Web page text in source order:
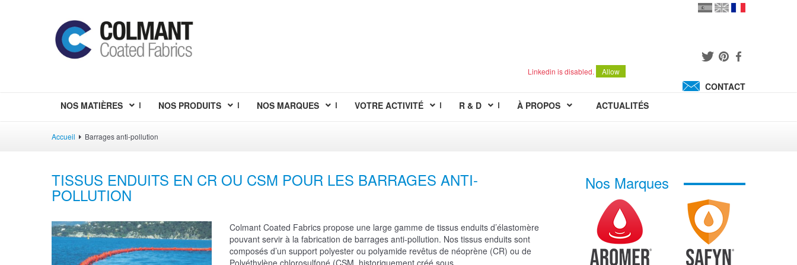
Linkedin is disabled. Allow
CONTACT
NOS MATIÈRES
NOS PRODUITS NOS MARQUES VOTRE ACTIVITÉ R & D À PROPOS ACTUALITÉS
Accueil Barrages anti-pollution
TISSUS ENDUITS EN CR OU CSM POUR LES BARRAGES ANTI-
POLLUTION
Colmant Coated Fabrics propose une large gamme de tissus enduits d’élastomère
pouvant servir à la fabrication de barrages anti-pollution. Nos tissus enduits sont
composés d’un support polyester ou polyamide revêtus de néoprène (CR) ou de
Polyéthylène chlorosulfoné (CSM, historiquement créé sous ...
Nos Marques